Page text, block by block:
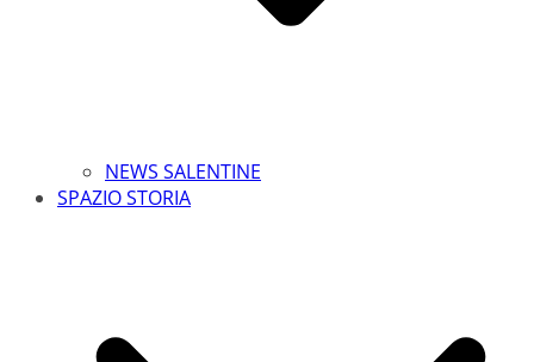
NEWS SALENTINE
SPAZIO STORIA